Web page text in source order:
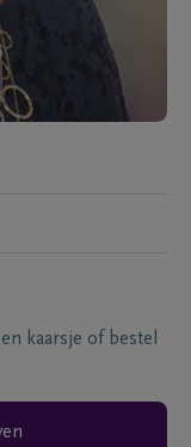
kaarsje of bestel